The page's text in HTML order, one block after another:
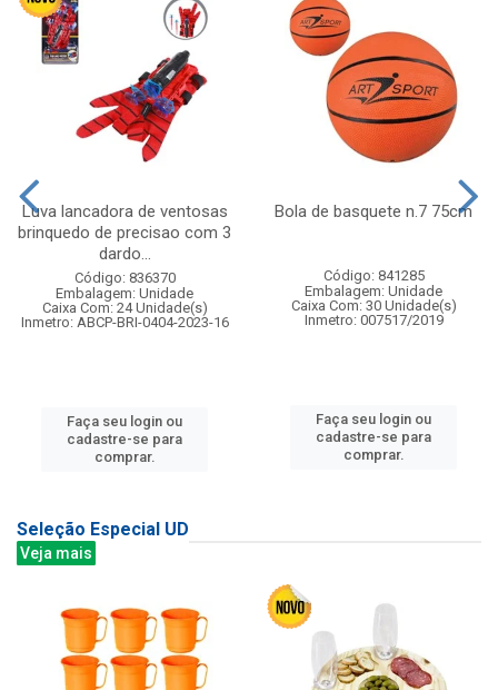
Luva lancadora de ventosas
brinquedo de precisao com 3
dardo...
Código: 836370
Embalagem: Unidade
Caixa Com: 24 Unidade(s)
Inmetro: ABCP-BRI-0404-2023-16
Faça seu login ou
cadastre-se para
comprar.
Bola de basquete n.7 75cm
Código: 841285
Embalagem: Unidade
Caixa Com: 30 Unidade(s)
Inmetro: 007517/2019
Faça seu login ou
cadastre-se para
comprar.
Seleção Especial UD
Veja mais